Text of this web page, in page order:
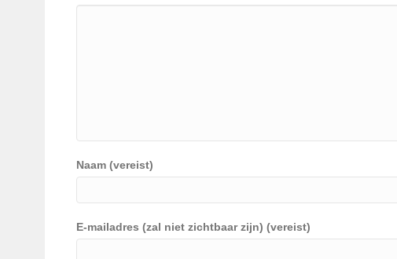
Naam (vereist)
E-mailadres (zal niet zichtbaar zijn) (vereist)